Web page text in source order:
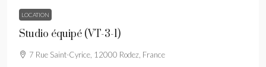
LOCATION
Studio équipé (VT-3-1)
7 Rue Saint-Cyrice, 12000 Rodez, France